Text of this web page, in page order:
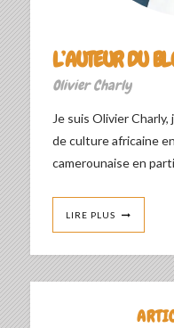
L’AUTEUR DU
Olivier Charly
Je suis Olivier
de culture africaine
camerounaise en
LIRE PLUS